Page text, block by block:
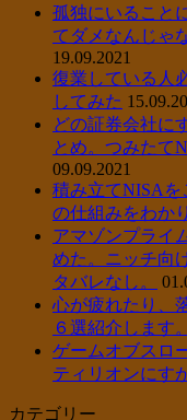
孤独にいること
てダメなんじゃ
19.09.2021
復業している人
してみた
どの証券会社に
とめ。つみたて
09.09.2021
積み立てNISAを
の仕組みをわか
アマゾンプライ
めた。ニッチ向
タバレなし。
心が疲れたり、
６選紹介します。
ゲームオブスロ
ティリオンにす
カテゴリー